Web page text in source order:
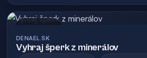
DENAEL.SK
Vyhraj šperk z minerálov